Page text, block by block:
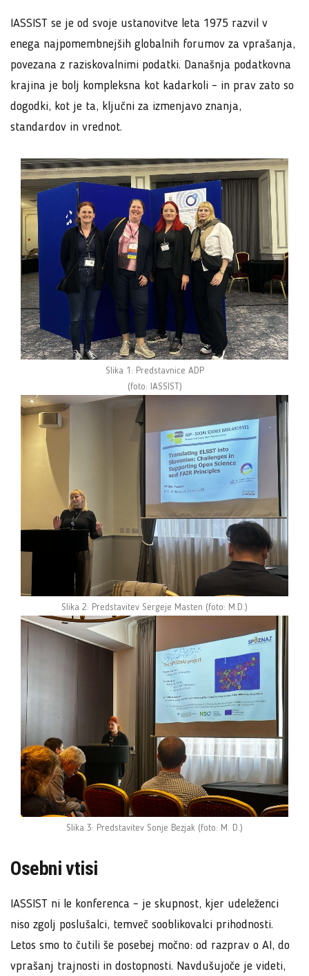
IASSIST se je od svoje ustanovitve leta 1975 razvil v
enega najpomembnejših globalnih forumov za vprašanja,
povezana z raziskovalnimi podatki. Današnja podatkovna
krajina je bolj kompleksna kot kadarkoli – in prav zato so
dogodki, kot je ta, ključni za izmenjavo znanja,
standardov in vrednot.
Slika 1: Predstavnice ADP
(foto: IASSIST)
Slika 2: Predstavitev Sergeje Masten (foto: M.D.)
Slika 3: Predstavitev Sonje Bezjak (foto: M. D.)
Osebni vtisi
IASSIST ni le konferenca – je skupnost, kjer udeleženci
niso zgolj poslušalci, temveč sooblikovalci prihodnosti.
Letos smo to čutili še posebej močno: od razprav o AI, do
vprašanj trajnosti in dostopnosti. Navdušujoče je videti,